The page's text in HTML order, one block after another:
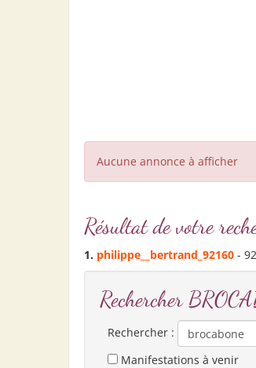
Aucune annonce à afficher
Résultat de votre
1. philippe__bertrand_92160 -
Rechercher
Rechercher :
Manifestations à venir